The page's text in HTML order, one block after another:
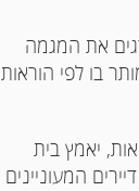
את המגמה
בו לפי הוראות
יאמץ בית
המעוניינים